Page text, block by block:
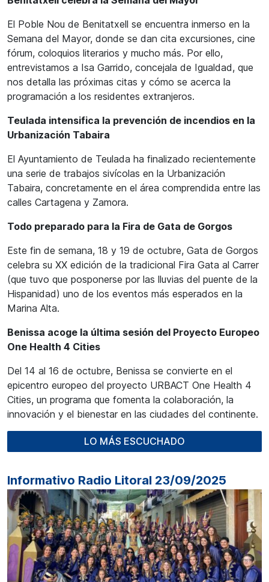
El Poble Nou de Benitatxell se encuentra inmerso en la
Semana del Mayor, donde se dan cita excursiones, cine
fórum, coloquios literarios y mucho más. Por ello,
entrevistamos a Isa Garrido, concejala de Igualdad, que
nos detalla las próximas citas y cómo se acerca la
programación a los residentes extranjeros.
Teulada intensifica la prevención de incendios en la
Urbanización Tabaira
El Ayuntamiento de Teulada ha finalizado recientemente
una serie de trabajos sivícolas en la Urbanización
Tabaira, concretamente en el área comprendida entre las
calles Cartagena y Zamora.
Todo preparado para la Fira de Gata de Gorgos
Este fin de semana, 18 y 19 de octubre, Gata de Gorgos
celebra su XX edición de la tradicional Fira Gata al Carrer
(que tuvo que posponerse por las lluvias del puente de la
Hispanidad) uno de los eventos más esperados en la
Marina Alta.
Benissa acoge la última sesión del Proyecto Europeo
One Health 4 Cities
Del 14 al 16 de octubre, Benissa se convierte en el
epicentro europeo del proyecto URBACT One Health 4
Cities, un programa que fomenta la colaboración, la
innovación y el bienestar en las ciudades del continente.
LO MÁS ESCUCHADO
Informativo Radio Litoral 23/09/2025